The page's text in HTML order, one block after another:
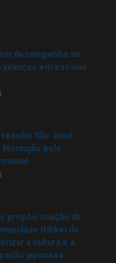
desempenho no
avanços em escolas
recebe São José
Moringão pelo
propõe criação da
Nikkei do
a cultura e a
japonesa